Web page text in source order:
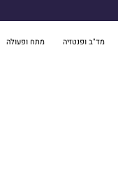
מד"ב ופנטזיה מתח ופעולה